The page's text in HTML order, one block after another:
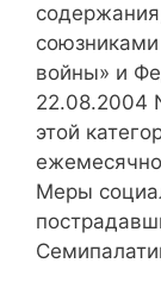
войны» и
22.08.2004
этой
Меры